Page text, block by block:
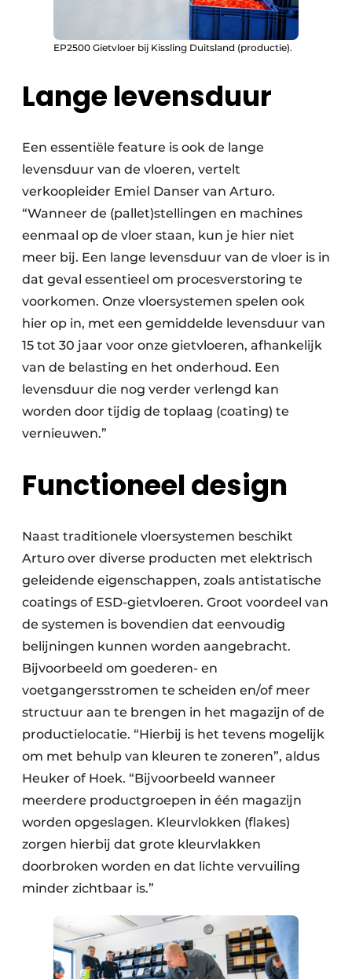
EP2500 Gietvloer bij Kissling Duitsland (productie).
Lange levensduur
Een essentiële feature is ook de lange
levensduur van de vloeren, vertelt
verkoopleider Emiel Danser van Arturo.
“Wanneer de (pallet)stellingen en machines
eenmaal op de vloer staan, kun je hier niet
meer bij. Een lange levensduur van de vloer is in
dat geval essentieel om procesverstoring te
voorkomen. Onze vloersystemen spelen ook
hier op in, met een gemiddelde levensduur van
15 tot 30 jaar voor onze gietvloeren, afhankelijk
van de belasting en het onderhoud. Een
levensduur die nog verder verlengd kan
worden door tijdig de toplaag (coating) te
vernieuwen.”
Functioneel design
Naast traditionele vloersystemen beschikt
Arturo over diverse producten met elektrisch
geleidende eigenschappen, zoals antistatische
coatings of ESD-gietvloeren. Groot voordeel van
de systemen is bovendien dat eenvoudig
belijningen kunnen worden aangebracht.
Bijvoorbeeld om goederen- en
voetgangersstromen te scheiden en/of meer
structuur aan te brengen in het magazijn of de
productielocatie. “Hierbij is het tevens mogelijk
om met behulp van kleuren te zoneren”, aldus
Heuker of Hoek. “Bijvoorbeeld wanneer
meerdere productgroepen in één magazijn
worden opgeslagen. Kleurvlokken (flakes)
zorgen hierbij dat grote kleurvlakken
doorbroken worden en dat lichte vervuiling
minder zichtbaar is.”